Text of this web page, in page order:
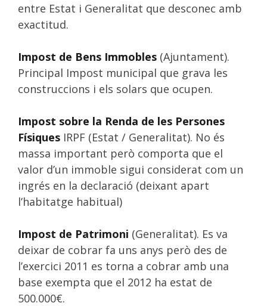
entre Estat i Generalitat que desconec amb
exactitud.
Impost de Bens Immobles (Ajuntament).
Principal Impost municipal que grava les
construccions i els solars que ocupen.
Impost sobre la Renda de les Persones
Físiques IRPF (Estat / Generalitat). No és
massa important però comporta que el
valor d’un immoble sigui considerat com un
ingrés en la declaració (deixant apart
l’habitatge habitual)
Impost de Patrimoni (Generalitat). Es va
deixar de cobrar fa uns anys però des de
l’exercici 2011 es torna a cobrar amb una
base exempta que el 2012 ha estat de
500.000€.